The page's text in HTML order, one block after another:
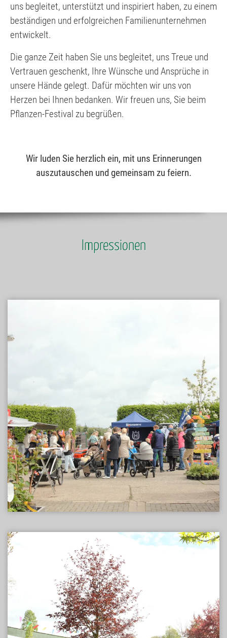
uns begleitet, unterstützt und inspiriert haben, zu einem
beständigen und erfolgreichen Familienunternehmen
entwickelt.
Die ganze Zeit haben Sie uns begleitet, uns Treue und
Vertrauen geschenkt, Ihre Wünsche und Ansprüche in
unsere Hände gelegt. Dafür möchten wir uns von
Herzen bei Ihnen bedanken. Wir freuen uns, Sie beim
Pflanzen-Festival zu begrüßen.
Wir luden Sie herzlich ein, mit uns Erinnerungen
auszutauschen und gemeinsam zu feiern.
Impressionen